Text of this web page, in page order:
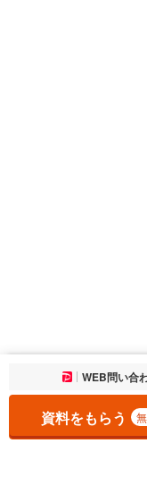
お気に入りに追加
WEB問い合
資料をもらう